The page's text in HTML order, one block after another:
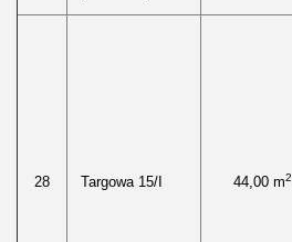
28 Targowa 15/I 44,00 m2